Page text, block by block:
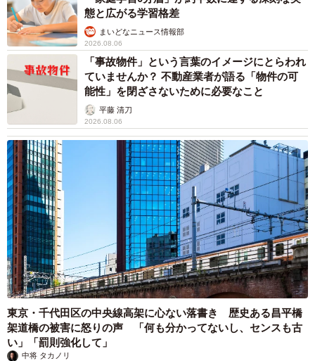
態と広がる学習格差
まいどなニュース情報部
2026.08.06
「事故物件」という言葉のイメージにとらわれ
ていませんか？ 不動産業者が語る「物件の可
能性」を閉ざさないために必要なこと
平藤 清刀
2026.08.06
東京・千代田区の中央線高架に心ない落書き 歴史ある昌平橋
架道橋の被害に怒りの声 「何も分かってないし、センスも古
い」「罰則強化して」
中将 タカノリ